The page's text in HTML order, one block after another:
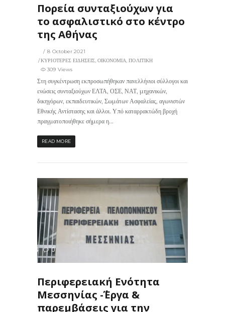
Πορεία συνταξιούχων για
το ασφαλιστικό στο κέντρο
της Αθήνας
8 October 2021
ΚΥΡΙΟΤΕΡΕΣ ΕΙΔΗΣΕΙΣ,ΟΙΚΟΝΟΜΙΑ,ΠΟΛΙΤΙΚΗ
309 Views
Στη συγκέντρωση εκπροσωπήθηκαν πανελλήνιοι σύλλογοι και
ενώσεις συνταξιούχων ΕΛΤΑ, ΟΣΕ, ΝΑΤ, μηχανικών,
δικηγόρων, εκπαιδευτικών, Σωμάτων Ασφαλείας, αγωνιστών
Εθνικής Αντίστασης και άλλοι. Υπό καταρρακτώδη βροχή
πραγματοποιήθηκε σήμερα η...
READ MORE
424 0
Περιφερειακή Ενότητα
Μεσσηνίας -΄΄Έργα &
παρεμβάσεις για την